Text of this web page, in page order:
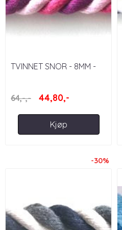
TVINNET SNOR - 8MM -
64,-,-
44,80,-
Kjøp
-30%